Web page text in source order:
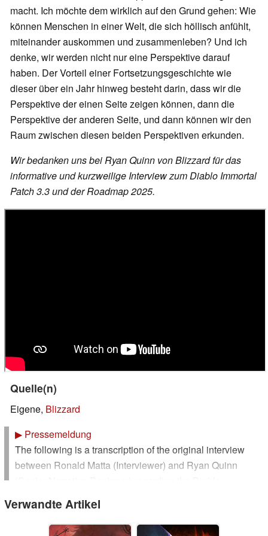
macht. Ich möchte dem wirklich auf den Grund gehen: Wie
können Menschen in einer Welt, die sich höllisch anfühlt,
miteinander auskommen und zusammenleben? Und ich
denke, wir werden nicht nur eine Perspektive darauf
haben. Der Vorteil einer Fortsetzungsgeschichte wie
dieser über ein Jahr hinweg besteht darin, dass wir die
Perspektive der einen Seite zeigen können, dann die
Perspektive der anderen Seite, und dann können wir den
Raum zwischen diesen beiden Perspektiven erkunden.
Wir bedanken uns bei Ryan Quinn von Blizzard für das
informative und kurzweilige Interview zum Diablo Immortal
Patch 3.3 und der Roadmap 2025.
Quelle(n)
Eigene, Blizzard
▶ Pressemeldung
The following is a transcription of the original interview
between Ronald Matta (Interviewer) and Ryan Quinn
Ronald Matta: Ryan, i'm very happy to be able to talk to
Verwandte Artikel